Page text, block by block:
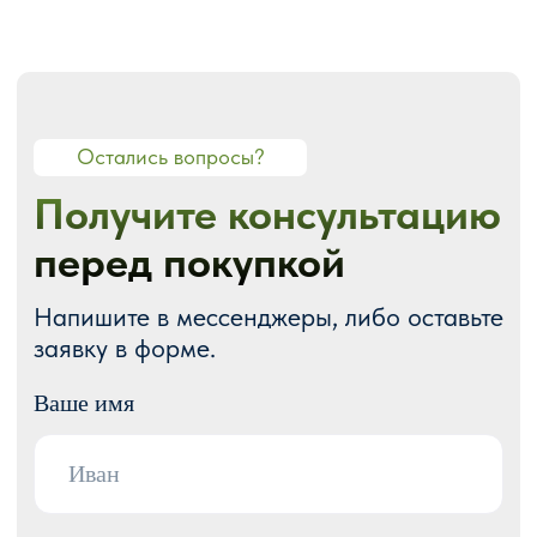
О нас
Портфолио
Блог
Акции
ГОТОВЫЕ РЕШЕНИЯ
Готовые многостраничные сайты